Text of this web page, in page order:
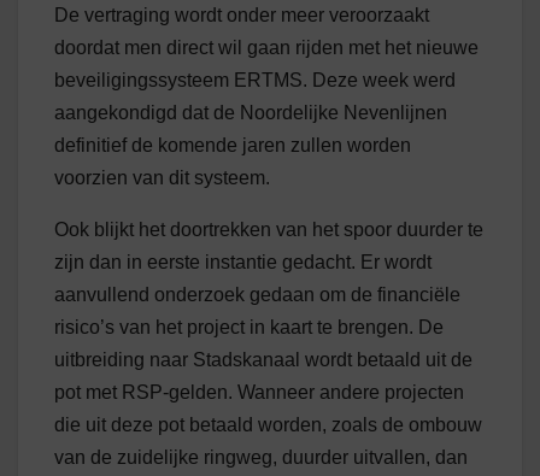
De vertraging wordt onder meer veroorzaakt
doordat men direct wil gaan rijden met het nieuwe
beveiligingssysteem ERTMS. Deze week werd
aangekondigd dat de Noordelijke Nevenlijnen
definitief de komende jaren zullen worden
voorzien van dit systeem.
Ook blijkt het doortrekken van het spoor duurder te
zijn dan in eerste instantie gedacht. Er wordt
aanvullend onderzoek gedaan om de financiële
risico’s van het project in kaart te brengen. De
uitbreiding naar Stadskanaal wordt betaald uit de
pot met RSP-gelden. Wanneer andere projecten
die uit deze pot betaald worden, zoals de ombouw
van de zuidelijke ringweg, duurder uitvallen, dan